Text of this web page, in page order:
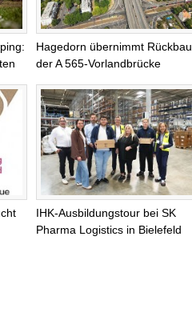
Hagedorn übernimmt Rückbau
der A 565-Vorlandbrücke
IHK-Ausbildungstour bei SK
Pharma Logistics in Bielefeld